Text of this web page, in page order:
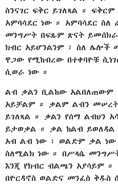
ስንናገር ፍቅር ይገለጻል ።
አምባሳደር ነው ። አምባሳደር ስለ
መንግሥት በፍጹም ጽናት
ክብር አይሆንልንም ፣ ስለ ሌሎች
ዋጋው የሚከብረው በተቀባዮቹ
ሲወራ ነው ።
ልብ ቃልን ቢልከው አልበለጠውም
አይቻልም ። ቃልም ልብን መሠረት
ይገለጻል ። ቃልን የሰማ ልብህን
ይታወቃል ። ቃል ከልብ ይወለዳል
አብ ልብ ነው ፣ ወልድም ቃል
ስለሚልክ ነው ። በሥላሴ
እንጂ የክብር ብልጫን አያሳይም
በዮርዳኖስ ወልድና መንፈስ ቅዱስ